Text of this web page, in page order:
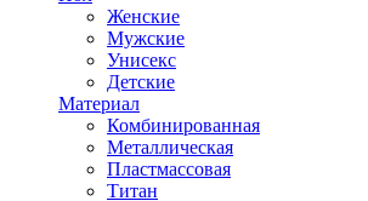
Женские
Мужские
Унисекс
Детские
Материал
Комбинированная
Металлическая
Пластмассовая
Титан